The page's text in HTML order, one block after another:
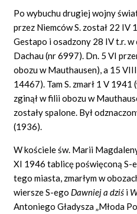
Po wybuchu drugiej wojny
przez Niemców S. został 22
Gestapo i osadzony 28 IV t.r.
Dachau (nr 6997). Dn. 5 VI
obozu w Mauthausen), a 15
14467). Tam S. zmarł 1 V
zginął w filii obozu w
zostały spalone. Był
(1936).
W kościele św. Marii
XI 1946 tablicę poświęconą S-
tego miasta, zmarłym w
wiersze S-ego Dawniej a dziś i
Antoniego Gładysza „Młoda